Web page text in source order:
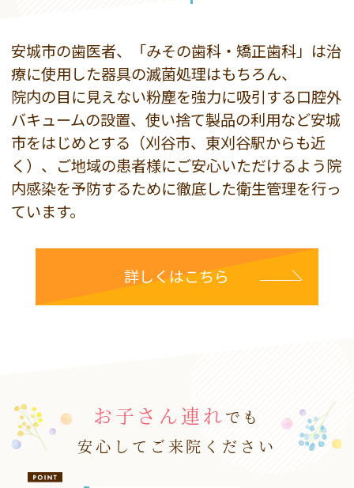
安城市の歯医者、「みその歯科・矯正歯科」は治
療に使用した器具の滅菌処理はもちろん、
院内の目に見えない粉塵を強力に吸引する口腔外
バキュームの設置、使い捨て製品の利用など安城
市をはじめとする（刈谷市、東刈谷駅からも近
く）、ご地域の患者様にご安心いただけるよう院
内感染を予防するために徹底した衛生管理を行っ
ています。
詳しくはこちら
お子さん連れでも
安心してご来院ください